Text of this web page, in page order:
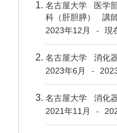
名古屋大学 医学
科（肝胆膵） 講
2023年12月
- 現
名古屋大学 消化
2023年6月
-
名古屋大学 消化
2021年11月
-